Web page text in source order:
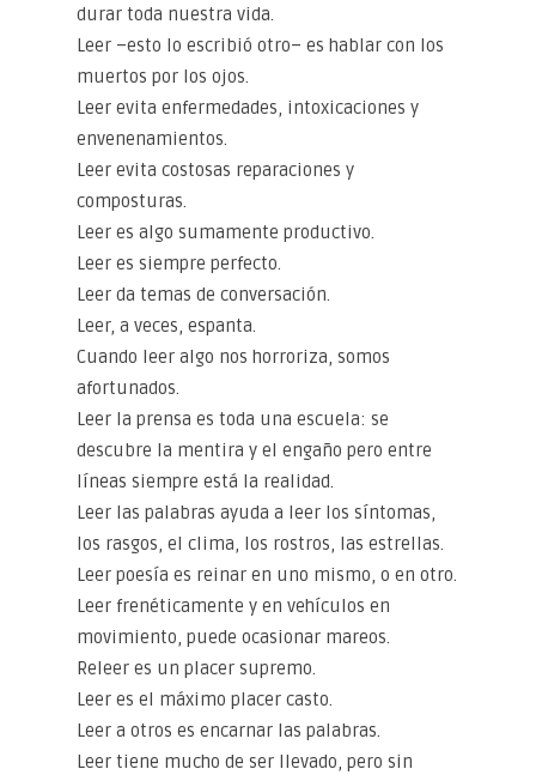
durar toda nuestra vida.
Leer –esto lo escribió otro– es hablar con los
muertos por los ojos.
Leer evita enfermedades, intoxicaciones y
envenenamientos.
Leer evita costosas reparaciones y
composturas.
Leer es algo sumamente productivo.
Leer es siempre perfecto.
Leer da temas de conversación.
Leer, a veces, espanta.
Cuando leer algo nos horroriza, somos
afortunados.
Leer la prensa es toda una escuela: se
descubre la mentira y el engaño pero entre
líneas siempre está la realidad.
Leer las palabras ayuda a leer los síntomas,
los rasgos, el clima, los rostros, las estrellas.
Leer poesía es reinar en uno mismo, o en otro.
Leer frenéticamente y en vehículos en
movimiento, puede ocasionar mareos.
Releer es un placer supremo.
Leer es el máximo placer casto.
Leer a otros es encarnar las palabras.
Leer tiene mucho de ser llevado, pero sin